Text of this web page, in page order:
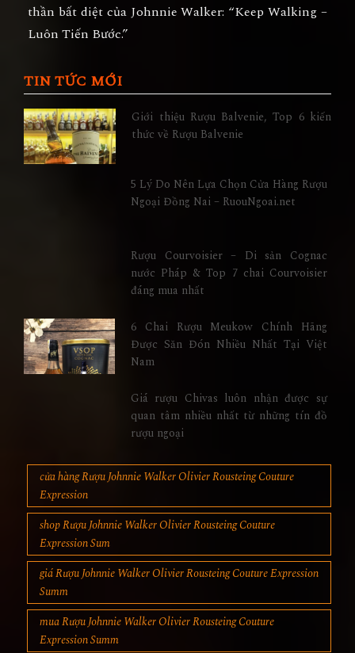
thần bất diệt của Johnnie Walker: “Keep Walking –
Luôn Tiến Bước.”
TIN TỨC MỚI
Giới thiệu Rượu Balvenie, Top 6 kiến
thức về Rượu Balvenie
5 Lý Do Nên Lựa Chọn Cửa Hàng Rượu
Ngoại Đồng Nai – RuouNgoai.net
Rượu Courvoisier – Di sản Cognac
nước Pháp & Top 7 chai Courvoisier
đáng mua nhất
6 Chai Rượu Meukow Chính Hãng
Được Săn Đón Nhiều Nhất Tại Việt
Nam
Giá rượu Chivas luôn nhận được sự
quan tâm nhiều nhất từ những tín đồ
rượu ngoại
cửa hàng Rượu Johnnie Walker Olivier Rousteing Couture
Expression
shop Rượu Johnnie Walker Olivier Rousteing Couture
Expression Sum
giá Rượu Johnnie Walker Olivier Rousteing Couture Expression
Summ
mua Rượu Johnnie Walker Olivier Rousteing Couture
Expression Summ